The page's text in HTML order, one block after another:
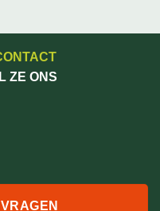
ZE ONS